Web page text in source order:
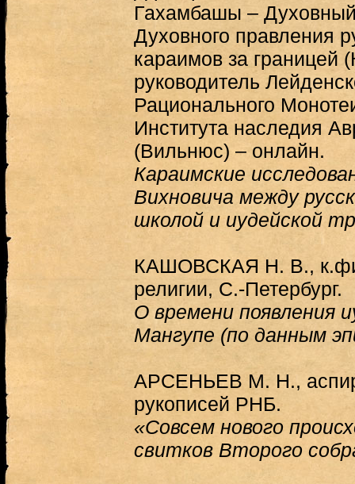
Гахамбашы –
Духовного правления
караимов за границей
руководитель
Рационального
Института наследия
(Вильнюс) – онлайн.
Караимские
Вихновича между
школой и иудейской
КАШОВСКАЯ Н. В.,
религии, С.-Петербург.
О времени появления
Мангупе (по данным
АРСЕНЬЕВ М. Н.,
рукописей РНБ.
«Совсем нового
свитков Второго